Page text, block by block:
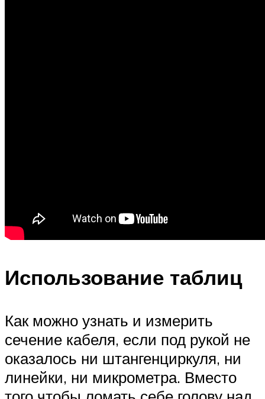
Использование таблиц
Как можно узнать и измерить
сечение кабеля, если под рукой не
оказалось ни штангенциркуля, ни
линейки, ни микрометра. Вместо